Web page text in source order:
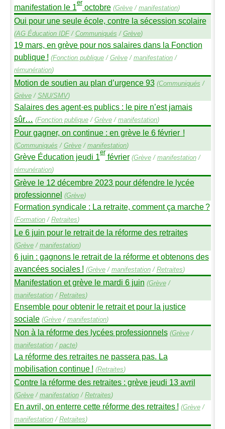
manifestation le 1eroctobre (Grève/ manifestation)
Oui pour une seule école, contre la sécession scolaire
(AGÉducation IDF/ Communiqués / Grève)
19 mars, en grève pour nos salaires dans la Fonction
publique ! (Fonction publique/ Grève/ manifestation/
rémunération)
Motion de soutien au plan d’urgence 93 (Communiqués /
Grève/ SNU/SMV)
Salaires des agent·es publics : le pire n’est jamais
sûr… (Fonction publique/ Grève/ manifestation)
Pour gagner, on continue : en grève le 6 février !
(Communiqués / Grève/ manifestation)
Grève Éducation jeudi 1erfévrier (Grève/ manifestation/
rémunération)
Grève le 12 décembre 2023 pour défendre le lycée
professionnel (Grève)
Formation syndicale : La retraite, comment ça marche?
(Formation/ Retraites)
Le 6 juin pour le retrait de la réforme des retraites
(Grève/ manifestation)
6 juin : gagnons le retrait de la réforme et obtenons des
avancées sociales ! (Grève/ manifestation/ Retraites)
Manifestation et grève le mardi 6 juin (Grève/
manifestation/ Retraites)
Ensemble pour obtenir le retrait et pour la justice
sociale (Grève/ manifestation)
Non à la réforme des lycées professionnels (Grève/
manifestation/ pacte)
La réforme des retraites ne passera pas. La
mobilisation continue ! (Retraites)
Contre la réforme des retraites : grève jeudi 13 avril
(Grève/ manifestation/ Retraites)
En avril, on enterre cette réforme des retraites ! (Grève/
manifestation/ Retraites)